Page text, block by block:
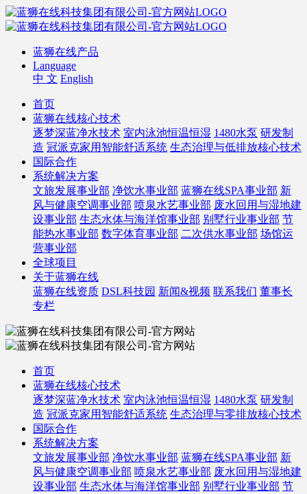
蓝狮在线产品
Language
中 文 English
首页
蓝狮在线核心技术
逐梦深蓝净水技术 室内泳池恒温恒湿 1480水泵 研发制
造 冠派克家用智能舒适系统 生态治理与低排放核心技术
国际合作
系统解决方案
文旅发展事业部 净饮水事业部 蓝狮在线SPA事业部 新
风与健康空调事业部 喷泉水艺事业部 废水回用与湿地建
设事业部 生态水体与海洋馆事业部 别墅行业事业部 节
能热水事业部 数字体育事业部 二次供水事业部 场馆运
营事业部
全球项目
关于蓝狮在线
蓝狮在线资质 DSL科技园 新闻&视频 联系我们 董事长
专栏
首页
蓝狮在线核心技术
逐梦深蓝净水技术 室内泳池恒温恒湿 1480水泵 研发制
造 冠派克家用智能舒适系统 生态治理与零排放核心技术
国际合作
系统解决方案
文旅发展事业部 净饮水事业部 蓝狮在线SPA事业部 新
风与健康空调事业部 喷泉水艺事业部 废水回用与湿地建
设事业部 生态水体与海洋馆事业部 别墅行业事业部 节